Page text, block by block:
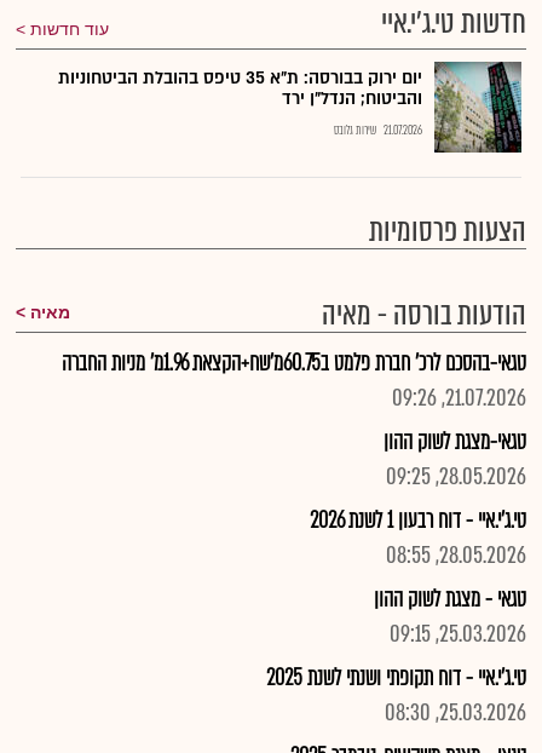
חדשות טי.ג'י.איי עוד חדשות
יום ירוק בבורסה: ת"א 35 טיפס בהובלת הביטחוניות
והביטוח; הנדל"ן ירד
21.07.2026 שירות גלובס
הצעות פרסומיות
הודעות בורסה - מאיה
מאיה
טגאי-בהסכם לרכ' חברת פלמט ב60.75מ'שח+הקצאת 1.96מ' מניות החברה
21.07.2026, 09:26
טגאי-מצגת לשוק ההון
28.05.2026, 09:25
טי.ג'י.איי - דוח רבעון 1 לשנת 2026
28.05.2026, 08:55
טגאי - מצגת לשוק ההון
25.03.2026, 09:15
טי.ג'י.איי - דוח תקופתי ושנתי לשנת 2025
25.03.2026, 08:30